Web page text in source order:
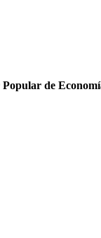
de